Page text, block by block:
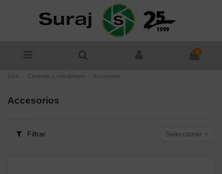
0
Inicio Consolas y videojuegos Accesorios
Accesorios
Filtrar Seleccionar